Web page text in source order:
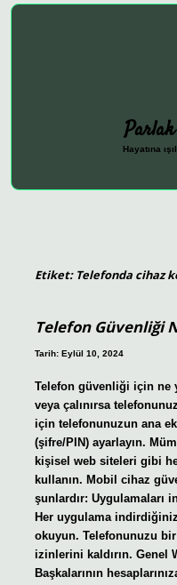
Hayatına
Etiket: Telefonda cihaz
Telefon Güvenliği
Tarih: Eylül 10, 2024
Telefon güvenliği için ne
veya çalınırsa
için telefonunuzun ana
(şifre/PIN) ayarlayın.
kişisel web siteleri gibi
kullanın. Mobil cihaz
şunlardır: Uygulamaları
Her uygulama
okuyun. Telefonunuzu
izinlerini kaldırın. Genel
Başkalarının